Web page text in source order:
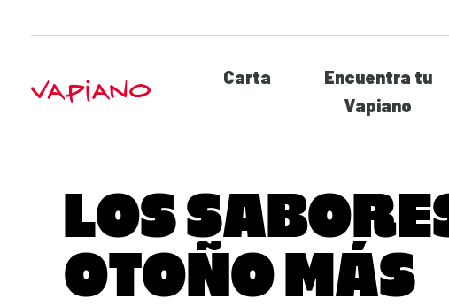
Carta
Encuentra tu
Vapiano
LOS
OTOÑO MÁS